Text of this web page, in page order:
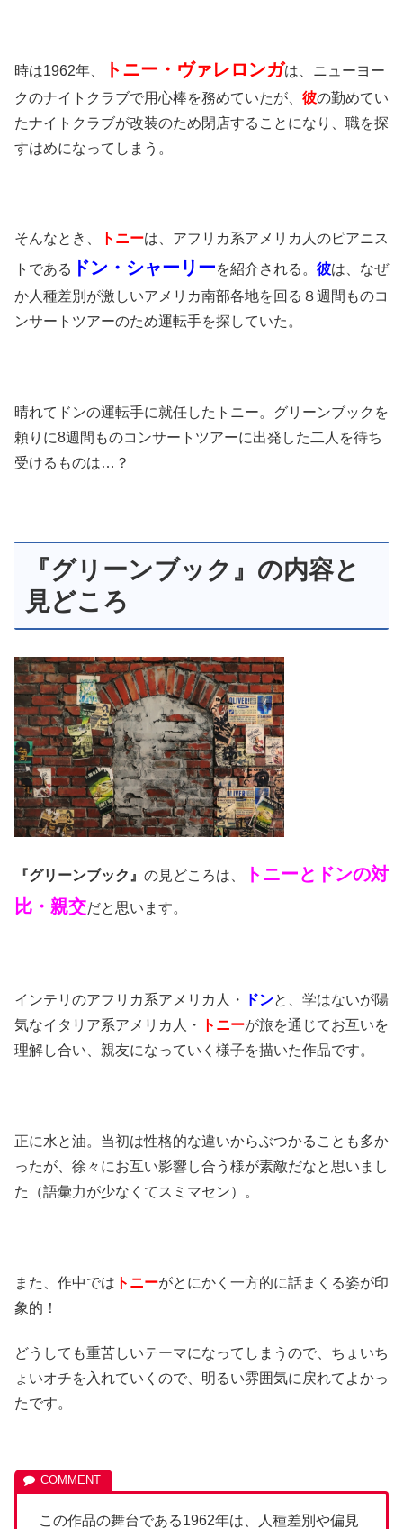
時は1962年、 トニー・ヴァレロンガは、ニューヨー
クのナイトクラブで用心棒を務めていたが、 彼の勤めてい
たナイトクラブが改装のため閉店することになり、職を探
すはめになってしまう。
そんなとき、 トニーは、アフリカ系アメリカ人のピアニス
トである
ドン・シャーリーを紹介される。 彼は、なぜ
か人種差別が激しいアメリカ南部各地を回る８週間ものコ
ンサートツアーのため運転手を探していた。
晴れてドンの運転手に就任したトニー。グリーンブックを
頼りに8週間ものコンサートツアーに出発した二人を待ち
受けるものは…？
『グリーンブック』の内容と
見どころ
『グリーンブック』 の見どころは、
トニーとドンの対
比・親交だと思います。
インテリのアフリカ系アメリカ人・ ドンと、学はないが陽
気なイタリア系アメリカ人・
トニーが旅を通じてお互いを
理解し合い、親友になっていく様子を描いた作品です。
正に水と油。当初は性格的な違いからぶつかることも多か
ったが、徐々にお互い影響し合う様が素敵だなと思いまし
た（語彙力が少なくてスミマセン）。
また、作中では トニーがとにかく一方的に話まくる姿が印
象的！
どうしても重苦しいテーマになってしまうので、ちょいち
ょいオチを入れていくので、明るい雰囲気に戻れてよかっ
たです。
この作品の舞台である1962年は、人種差別や偏見